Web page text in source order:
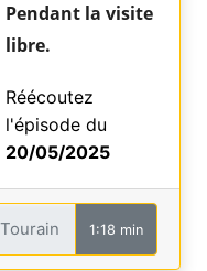
Pendant la visite
libre.
Réécoutez
l'épisode du
20/05/2025
1:18 min